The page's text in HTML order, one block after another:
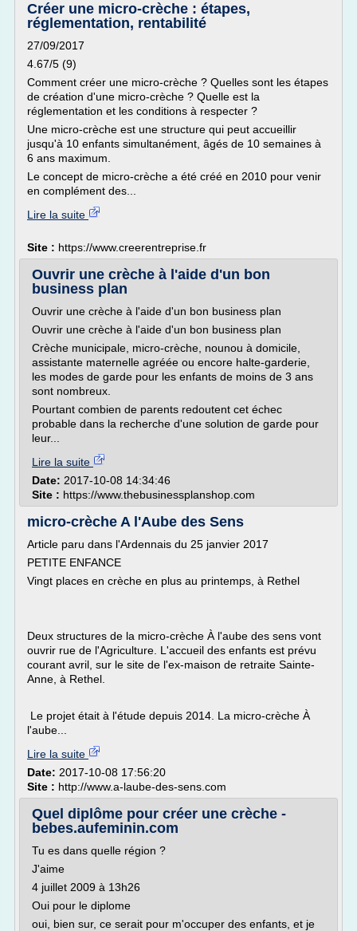
Créer une micro-crèche : étapes,
réglementation, rentabilité
27/09/2017
4.67/5 (9)
Comment créer une micro-crèche ? Quelles sont les étapes
de création d'une micro-crèche ? Quelle est la
réglementation et les conditions à respecter ?
Une micro-crèche est une structure qui peut accueillir
jusqu'à 10 enfants simultanément, âgés de 10 semaines à
6 ans maximum.
Le concept de micro-crèche a été créé en 2010 pour venir
en complément des...
Lire la suite
Site : https://www.creerentreprise.fr
Ouvrir une crèche à l'aide d'un bon
business plan
Ouvrir une crèche à l'aide d'un bon business plan
Ouvrir une crèche à l'aide d'un bon business plan
Crèche municipale, micro-crèche, nounou à domicile,
assistante maternelle agréée ou encore halte-garderie,
les modes de garde pour les enfants de moins de 3 ans
sont nombreux.
Pourtant combien de parents redoutent cet échec
probable dans la recherche d'une solution de garde pour
leur...
Lire la suite
Date: 2017-10-08 14:34:46
Site : https://www.thebusinessplanshop.com
micro-crèche A l'Aube des Sens
Article paru dans l'Ardennais du 25 janvier 2017
PETITE ENFANCE
Vingt places en crèche en plus au printemps, à Rethel
Deux structures de la micro-crèche À l'aube des sens vont
ouvrir rue de l'Agriculture. L'accueil des enfants est prévu
courant avril, sur le site de l'ex-maison de retraite Sainte-
Anne, à Rethel.
Le projet était à l'étude depuis 2014. La micro-crèche À
l'aube...
Lire la suite
Date: 2017-10-08 17:56:20
Site : http://www.a-laube-des-sens.com
Quel diplôme pour créer une crèche -
bebes.aufeminin.com
Tu es dans quelle région ?
J'aime
4 juillet 2009 à 13h26
Oui pour le diplome
oui, bien sur, ce serait pour m'occuper des enfants, et je